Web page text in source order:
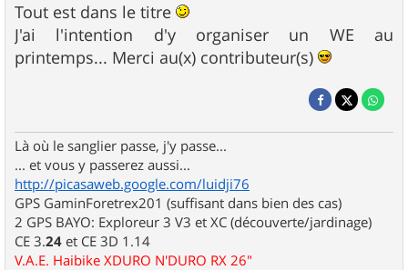
s
s
a
g
e
Tout est dans le titre
J'ai l'intention d'y organiser un WE au
printemps... Merci au(x) contributeur(s)
Là où le sanglier passe, j'y passe...
... et vous y passerez aussi...
http://picasaweb.google.com/luidji76
GPS GaminForetrex201 (suffisant dans bien des cas)
2 GPS BAYO: Exploreur 3 V3 et XC (découverte/jardinage)
CE 3.24 et CE 3D 1.14
V.A.E. Haibike XDURO N'DURO RX 26"